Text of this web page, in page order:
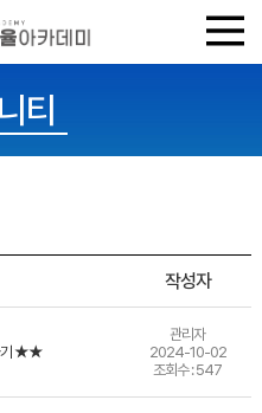
티
작성자
기 ★★
관리자
2024-10-02
조회수 : 547